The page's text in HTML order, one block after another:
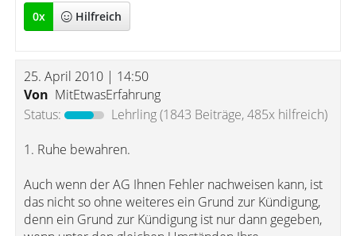
0x Hilfreich
25. April 2010 | 14:50
Von MitEtwasErfahrung
Status:
Lehrling(1843 Beiträge, 485x hilfreich)
1. Ruhe bewahren.
Auch wenn der AG Ihnen Fehler nachweisen kann, ist
das nicht so ohne weiteres ein Grund zur Kündigung,
denn ein Grund zur Kündigung ist nur dann gegeben,